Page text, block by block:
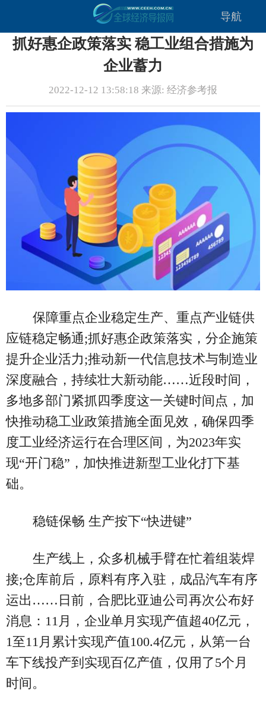
导航
抓好惠企政策落实 稳工业组合措施为
企业蓄力
2022-12-12 13:58:18 来源: 经济参考报
保障重点企业稳定生产、重点产业链供
应链稳定畅通;抓好惠企政策落实，分企施策
提升企业活力;推动新一代信息技术与制造业
深度融合，持续壮大新动能……近段时间，
多地多部门紧抓四季度这一关键时间点，加
快推动稳工业政策措施全面见效，确保四季
度工业经济运行在合理区间，为2023年实
现“开门稳”，加快推进新型工业化打下基
础。
稳链保畅 生产按下“快进键”
生产线上，众多机械手臂在忙着组装焊
接;仓库前后，原料有序入驻，成品汽车有序
运出……日前，合肥比亚迪公司再次公布好
消息：11月，企业单月实现产值超40亿元，
1至11月累计实现产值100.4亿元，从第一台
车下线投产到实现百亿产值，仅用了5个月
时间。